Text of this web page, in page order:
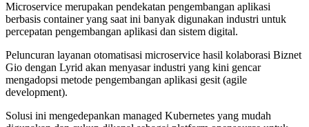
Microservice merupakan pendekatan pengembangan aplikasi
berbasis container yang saat ini banyak digunakan industri untuk
percepatan pengembangan aplikasi dan sistem digital.
Peluncuran layanan otomatisasi microservice hasil kolaborasi Biznet
Gio dengan Lyrid akan menyasar industri yang kini gencar
mengadopsi metode pengembangan aplikasi gesit (agile
development).
Solusi ini mengedepankan managed Kubernetes yang mudah